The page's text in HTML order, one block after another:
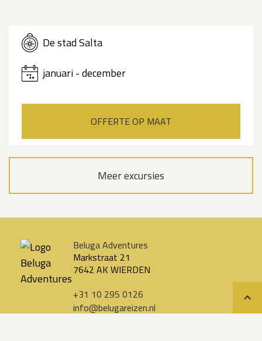
De stad Salta
januari - december
OFFERTE OP MAAT
Meer excursies
Beluga Adventures
Markstraat 21
7642 AK WIERDEN
+31 10 295 0126
info@belugareizen.nl